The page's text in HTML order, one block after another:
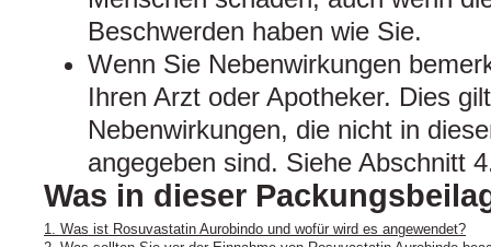
Beschwerden haben wie Sie.
Wenn Sie Nebenwirkungen
Ihren Arzt oder Apotheker. Dies
Nebenwirkungen, die nicht in
angegeben sind. Siehe Abschnitt
Was in dieser
1. Was ist Rosuvastatin Aurobindo und wofür wird es angewendet?